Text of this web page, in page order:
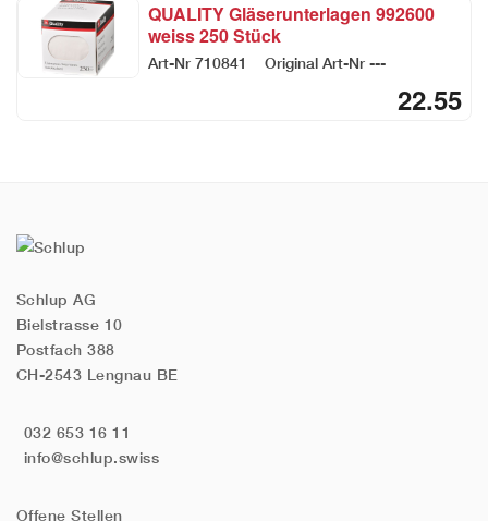
QUALITY Gläserunterlagen 992600
weiss 250 Stück
Art-Nr 710841 Original Art-Nr ---
22.55
Schlup AG
Bielstrasse 10
Postfach 388
CH-2543 Lengnau BE
032 653 16 11
info@schlup.swiss
Offene Stellen